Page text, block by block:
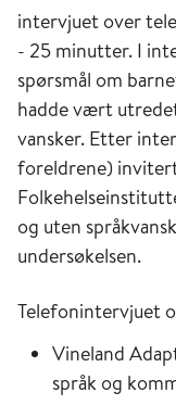
intervjuet over
- 25 minutter. I
spørsmål om
hadde vært
vansker. Etter
foreldrene)
og uten
undersøkelsen.
Telefonintervjuet
Vineland
språk og